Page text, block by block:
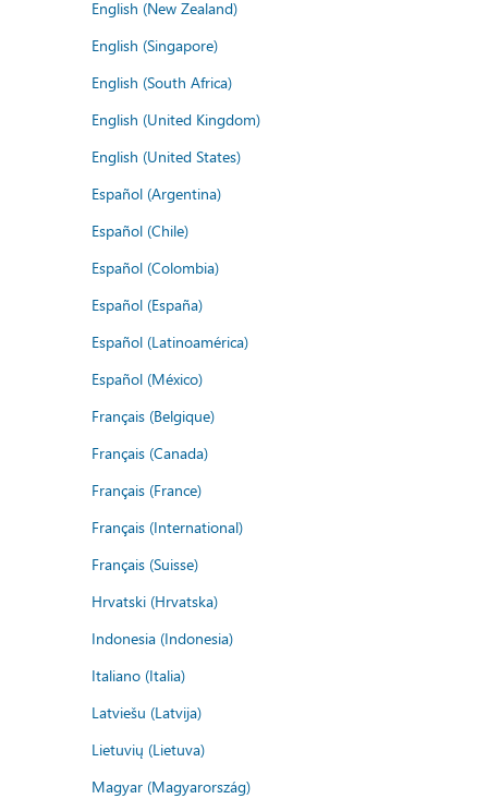
English (New Zealand)
English (Singapore)
English (South Africa)
English (United Kingdom)
English (United States)
Español (Argentina)
Español (Chile)
Español (Colombia)
Español (España)
Español (Latinoamérica)
Español (México)
Français (Belgique)
Français (Canada)
Français (France)
Français (International)
Français (Suisse)
Hrvatski (Hrvatska)
Indonesia (Indonesia)
Italiano (Italia)
Latviešu (Latvija)
Lietuvių (Lietuva)
Magyar (Magyarország)